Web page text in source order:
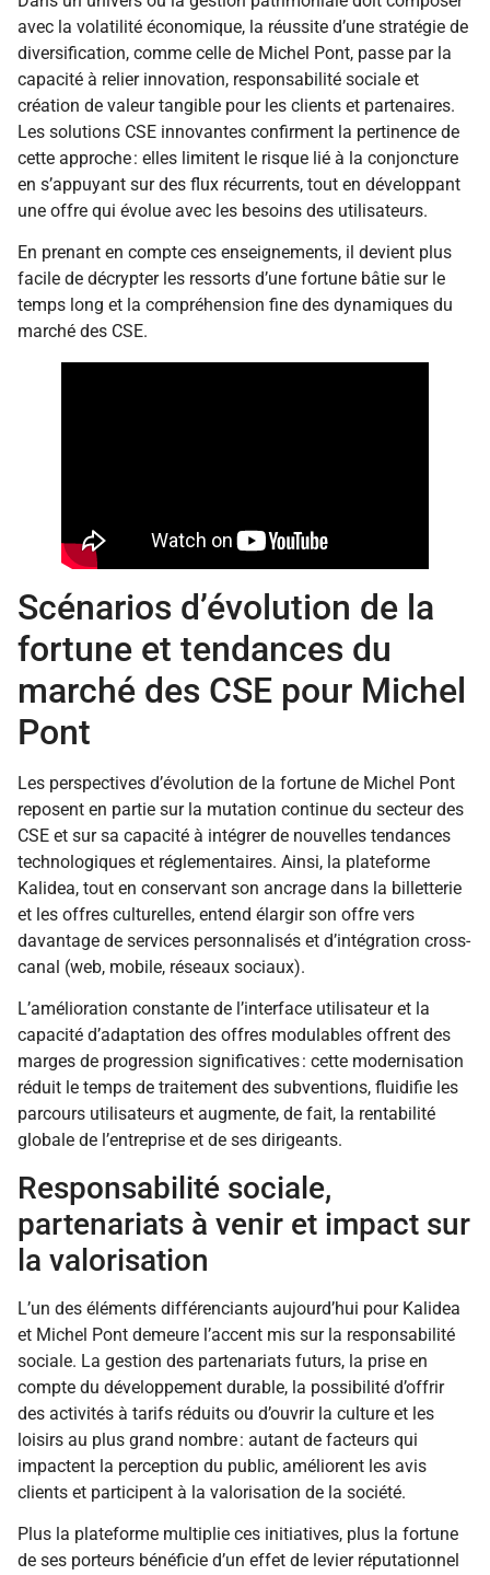
avec la volatilité économique, la réussite d’une stratégie de
diversification, comme celle de Michel Pont, passe par la
capacité à relier innovation, responsabilité sociale et
création de valeur tangible pour les clients et partenaires.
Les solutions CSE innovantes confirment la pertinence de
cette approche : elles limitent le risque lié à la conjoncture
en s’appuyant sur des flux récurrents, tout en développant
une offre qui évolue avec les besoins des utilisateurs.
En prenant en compte ces enseignements, il devient plus
facile de décrypter les ressorts d’une fortune bâtie sur le
temps long et la compréhension fine des dynamiques du
marché des CSE.
Scénarios d’évolution de la
fortune et tendances du
marché des CSE pour Michel
Pont
Les perspectives d’évolution de la fortune de Michel Pont
reposent en partie sur la mutation continue du secteur des
CSE et sur sa capacité à intégrer de nouvelles tendances
technologiques et réglementaires. Ainsi, la plateforme
Kalidea, tout en conservant son ancrage dans la billetterie
et les offres culturelles, entend élargir son offre vers
davantage de services personnalisés et d’intégration cross-
canal (web, mobile, réseaux sociaux).
L’amélioration constante de l’interface utilisateur et la
capacité d’adaptation des offres modulables offrent des
marges de progression significatives : cette modernisation
réduit le temps de traitement des subventions, fluidifie les
parcours utilisateurs et augmente, de fait, la rentabilité
globale de l’entreprise et de ses dirigeants.
Responsabilité sociale,
partenariats à venir et impact sur
la valorisation
L’un des éléments différenciants aujourd’hui pour Kalidea
et Michel Pont demeure l’accent mis sur la responsabilité
sociale. La gestion des partenariats futurs, la prise en
compte du développement durable, la possibilité d’offrir
des activités à tarifs réduits ou d’ouvrir la culture et les
loisirs au plus grand nombre : autant de facteurs qui
impactent la perception du public, améliorent les avis
clients et participent à la valorisation de la société.
Plus la plateforme multiplie ces initiatives, plus la fortune
de ses porteurs bénéficie d’un effet de levier réputationnel